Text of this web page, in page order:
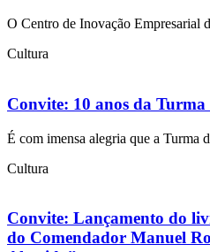
O Centro de Inovação
Cultura
Convite: 10 anos da
É com imensa alegria que a Turma
Cultura
Convite: Lançamento do
do Comendador Manuel